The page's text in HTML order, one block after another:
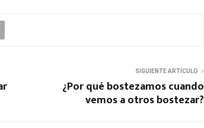
SIGUIENTE ARTÍCULO
¿Por qué bostezamos cuando
vemos a otros bostezar?